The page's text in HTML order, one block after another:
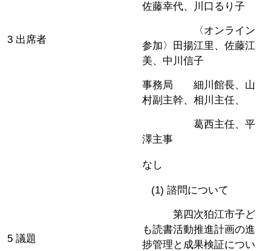
3 出席者
佐藤幸代、川口るり子
〈オンライン
参加〉田揚江里、佐藤江
美、中川信子
事務局 細川館長、山
村副主幹、相川主任、
葛西主任、平
澤主事
なし
5 議題
(1) 諮問について
第四次狛江市子ど
も読書活動推進計画の進
捗管理と成果検証につい